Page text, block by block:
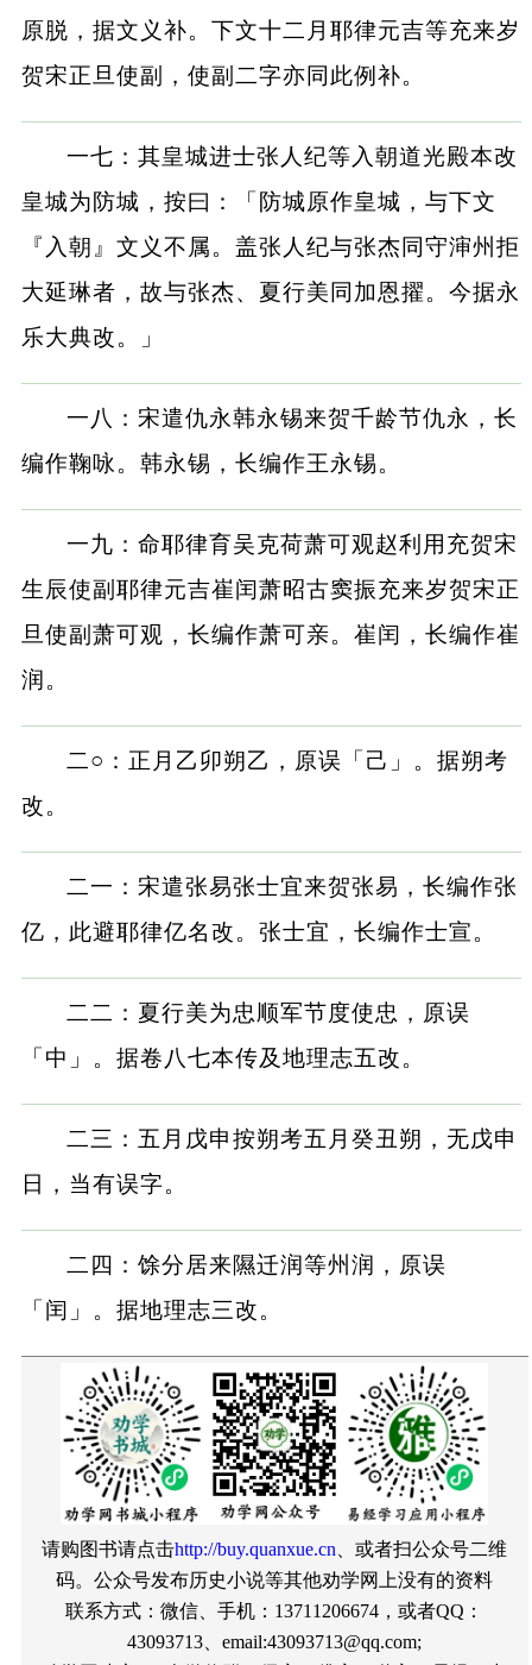
原脱，据文义补。下文十二月耶律元吉等充来岁
贺宋正旦使副，使副二字亦同此例补。
一七：其皇城进士张人纪等入朝道光殿本改
皇城为防城，按曰：「防城原作皇城，与下文
『入朝』文义不属。盖张人纪与张杰同守渖州拒
大延琳者，故与张杰、夏行美同加恩擢。今据永
乐大典改。」
一八：宋遣仇永韩永锡来贺千龄节仇永，长
编作鞠咏。韩永锡，长编作王永锡。
一九：命耶律育吴克荷萧可观赵利用充贺宋
生辰使副耶律元吉崔闰萧昭古窦振充来岁贺宋正
旦使副萧可观，长编作萧可亲。崔闰，长编作崔
润。
二○：正月乙卯朔乙，原误「己」。据朔考
改。
二一：宋遣张易张士宜来贺张易，长编作张
亿，此避耶律亿名改。张士宜，长编作士宣。
二二：夏行美为忠顺军节度使忠，原误
「中」。据卷八七本传及地理志五改。
二三：五月戊申按朔考五月癸丑朔，无戊申
日，当有误字。
二四：馀分居来隰迁润等州润，原误
「闰」。据地理志三改。
请购图书请点击http://buy.quanxue.cn 、或者扫公众号二维
码。公众号发布历史小说等其他劝学网上没有的资料
联系方式：微信、手机：13711206674，或者QQ：
43093713、email:43093713@qq.com;